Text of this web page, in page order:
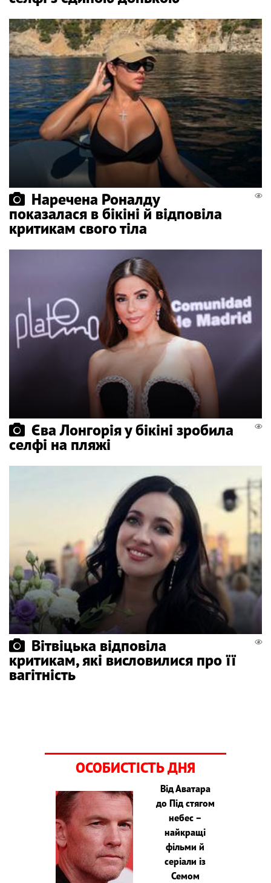
Наречена Роналду
показалася в бікіні й відповіла
критикам свого тіла
Єва Лонгорія у бікіні зробила
селфі на пляжі
Вітвіцька відповіла
критикам, які висловилися про її
вагітність
ОСОБИСТІСТЬ ДНЯ
Від Аватара
до Під стягом
небес –
найкращі
фільми й
серіали із
Семом